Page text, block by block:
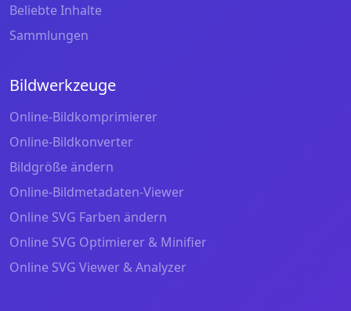
Beliebte Inhalte
Sammlungen
Bildwerkzeuge
Online-Bildkomprimierer
Online-Bildkonverter
Bildgröße ändern
Online-Bildmetadaten-Viewer
Online SVG Farben ändern
Online SVG Optimierer & Minifier
Online SVG Viewer & Analyzer